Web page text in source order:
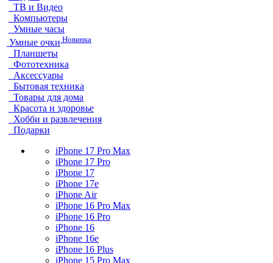
ТВ и Видео
Компьютеры
Умные часы
Умные очки Новинка
Планшеты
Фототехника
Аксессуары
Бытовая техника
Товары для дома
Красота и здоровье
Хобби и развлечения
Подарки
iPhone 17 Pro Max
iPhone 17 Pro
iPhone 17
iPhone 17e
iPhone Air
iPhone 16 Pro Max
iPhone 16 Pro
iPhone 16
iPhone 16e
iPhone 16 Plus
iPhone 15 Pro Max